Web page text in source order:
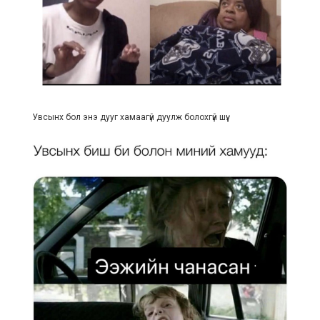
Увсынх бол энэ дууг хамаагүй дуулж болохгүй шүү: